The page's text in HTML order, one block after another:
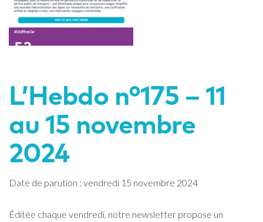
L’Hebdo n°175 – 11
au 15 novembre
2024
Date de parution : vendredi 15 novembre 2024
Éditée chaque vendredi, notre newsletter propose un